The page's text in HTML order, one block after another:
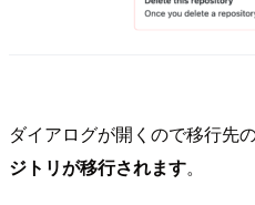
ダイアログが開くので移行先
ジトリが移行されます。